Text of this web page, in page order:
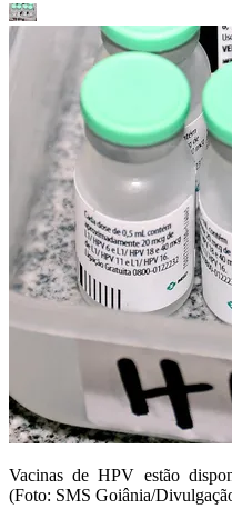
Vacinas de HPV estão
(Foto: SMS Goiânia/